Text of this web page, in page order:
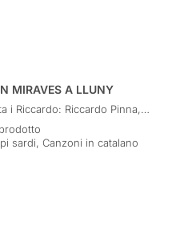
MIRAVES A LLUNY
i Riccardo: Riccardo Pinna,
sardi,Canzoni in catalano